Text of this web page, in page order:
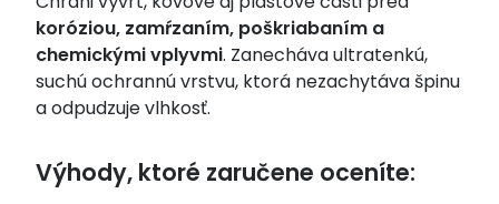
koróziou, zamŕzaním, poškriabaním a
chemickými vplyvmi. Zanecháva ultratenkú,
suchú ochrannú vrstvu, ktorá nezachytáva špinu
a odpudzuje vlhkosť.
Výhody, ktoré zaručene oceníte: